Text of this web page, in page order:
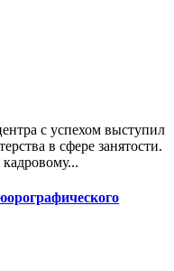
с успехом выступил
в сфере занятости.